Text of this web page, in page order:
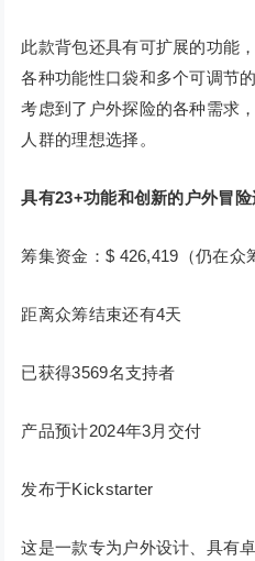
此款背包还具有可扩展的功能
各种功能性口袋和多个可调节
考虑到了户外探险的各种需求
人群的理想选择。
具有23+功能和创新的户外冒
筹集资金：$ 426,419（仍在众
距离众筹结束还有4天
已获得3569名支持者
产品预计2024年3月交付
发布于Kickstarter
这是一款专为户外设计、具有